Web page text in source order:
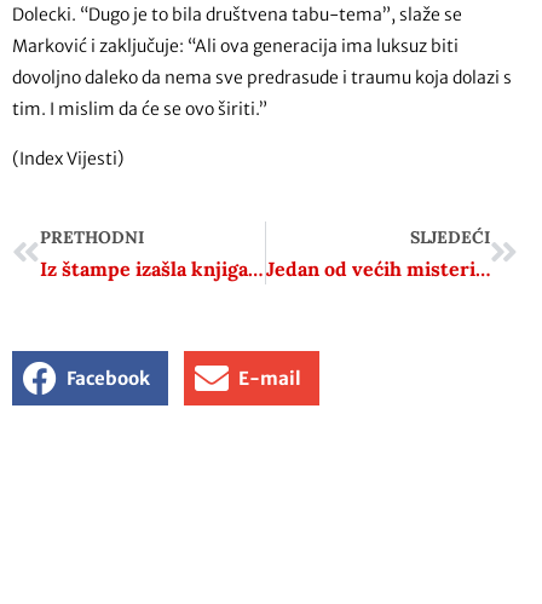
Dolecki. “Dugo je to bila društvena tabu-tema”, slaže se
Marković i zaključuje: “Ali ova generacija ima luksuz biti
dovoljno daleko da nema sve predrasude i traumu koja dolazi s
tim. I mislim da će se ovo širiti.”
(Index Vijesti)
PRETHODNI
Iz štampe izašla knjiga “NA KOJEM SI NIVOU SVIJESTI? Priručnik za političare i one koje politika zanima” Indire Nović i Asima Haračića
SLJEDEĆI
Jedan od većih misterija s naših prostora. Zašto Srbi imaju pozdrav s tri prsta, a Hrvati s dva?
Facebook E-mail